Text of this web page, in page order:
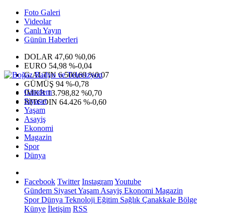
Foto Galeri
Videolar
Canlı Yayın
Günün Haberleri
DOLAR 47,60 %0,06
EURO 54,98 %-0,04
G.ALTIN6.500,69 %0,07
GÜMÜŞ 94 %-0,78
IMKB13.798,82 %0,70
BITCOIN 64.426 %-0,60
Gündem
Siyaset
Yaşam
Asayiş
Ekonomi
Magazin
Spor
Dünya
Facebook Twitter InstagramYoutube
Gündem SiyasetYaşam Asayiş Ekonomi Magazin
SporDünya Teknoloji Eğitim Sağlık Çanakkale Bölge
Künye İletişim RSS